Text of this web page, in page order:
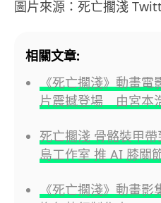
圖片來源：死亡擱淺
相關文章:
《死亡擱淺》動畫
片震撼登場 由宮本
死亡擱淺 骨骼裝甲
島工作室 推 AI 膝關
《死亡擱淺》動畫